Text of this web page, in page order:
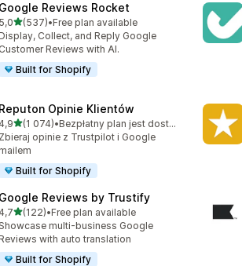
Google Reviews Rocket
5,0na 5 gwiazdek
(537)
Łączna liczba recenzji: 537
•Free plan available
Collect, and Reply Google
Reviews with AI.
Built for Shopify
Reputon Opinie Klientów
na 5 gwiazdek
(1 074)
liczba recenzji: 1074
•
Bezpłatny plan jest dostępny
Zbieraj opinie z Trustpilot i Google
Built for Shopify
Google Reviews by Trustify
na 5 gwiazdek
(122)liczba recenzji: 122
•Free plan available
multi-business Google
with auto translation
Built for Shopify